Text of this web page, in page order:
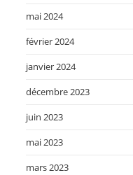
mai 2024
février 2024
janvier 2024
décembre 2023
juin 2023
mai 2023
mars 2023